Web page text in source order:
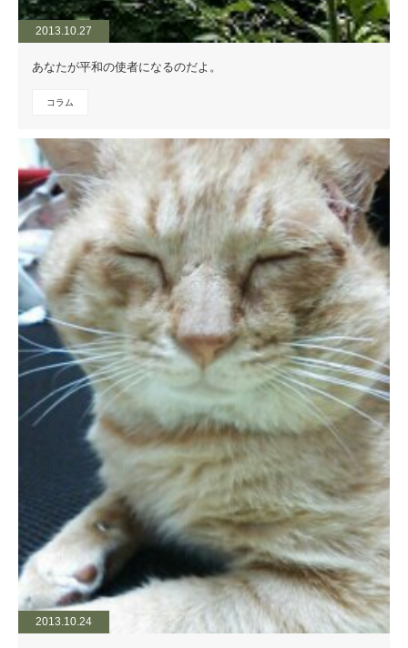
2013.10.27
あなたが平和の使者になるのだよ。
コラム
2013.10.24